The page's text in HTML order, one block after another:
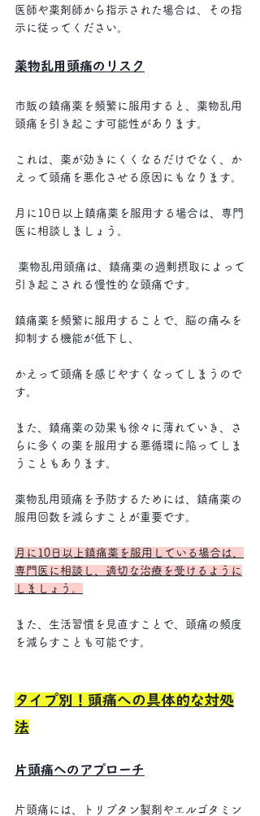
医師や薬剤師から指示された場合は、その指
示に従ってください。
薬物乱用頭痛のリスク
市販の鎮痛薬を頻繁に服用すると、薬物乱用
頭痛を引き起こす可能性があります。
これは、薬が効きにくくなるだけでなく、か
えって頭痛を悪化させる原因にもなります。
月に10日以上鎮痛薬を服用する場合は、専門
医に相談しましょう。
引き起こされる慢性的な頭痛です。
鎮痛薬を頻繁に服用することで、脳の痛みを
抑制する機能が低下し、
かえって頭痛を感じやすくなってしまうので
す。
また、鎮痛薬の効果も徐々に薄れていき、さ
らに多くの薬を服用する悪循環に陥ってしま
うこともあります。
薬物乱用頭痛を予防するためには、鎮痛薬の
服用回数を減らすことが重要です。
月に10日以上鎮痛薬を服用している場合は、
専門医に相談し、適切な治療を受けるように
しましょう。
また、生活習慣を見直すことで、頭痛の頻度
を減らすことも可能です。
タイプ別！頭痛への具体的な対処
法
片頭痛へのアプローチ
片頭痛には、トリプタン製剤やエルゴタミン